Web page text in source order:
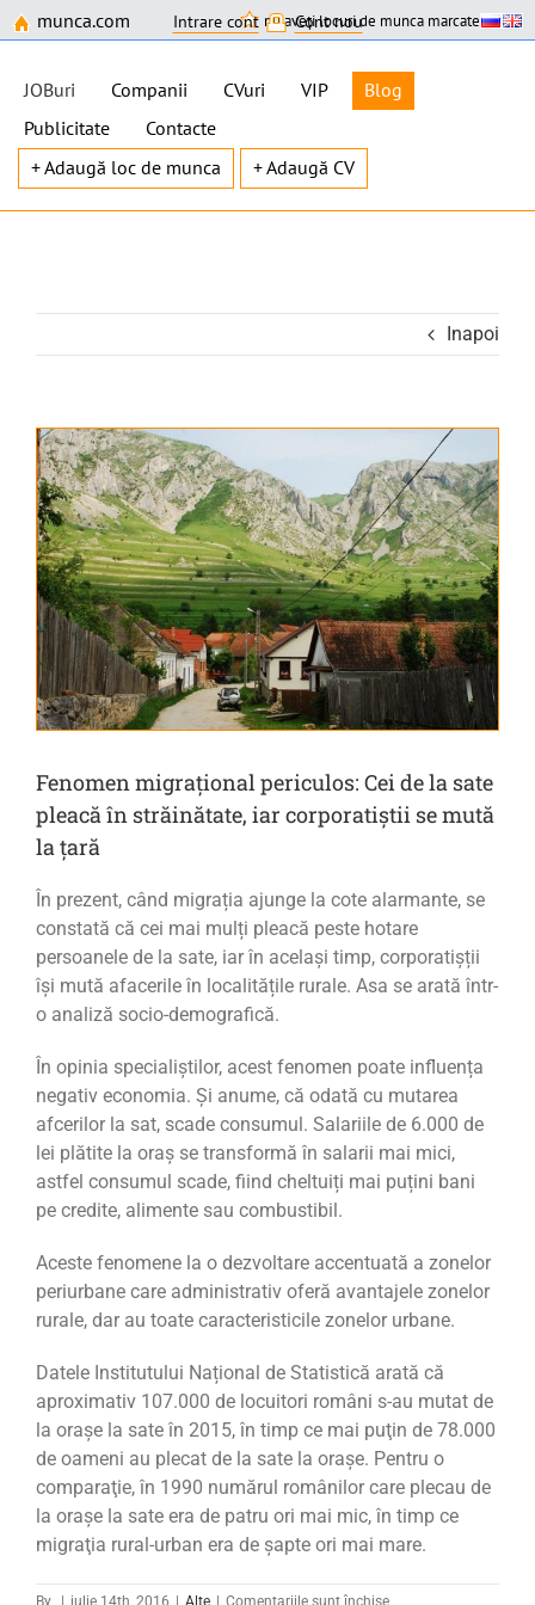
munca.com Intrare cont Cont nou
nu aveți locuri de munca marcate
JOBuri Companii CVuri VIP
Blog
Publicitate
Contacte
+ Adaugă loc de munca
+ Adaugă CV
content
Inapoi
View
Larger
Image
Fenomen migrațional periculos: Cei de la sate
pleacă în străinătate, iar corporatiștii se mută
la țară
În prezent, când migrația ajunge la cote alarmante, se
constată că cei mai mulți pleacă peste hotare
persoanele de la sate, iar în același timp, corporatișții
își mută afacerile în localitățile rurale. Asa se arată într-
o analiză socio-demografică.
În opinia specialiștilor, acest fenomen poate influența
negativ economia. Și anume, că odată cu mutarea
afcerilor la sat, scade consumul. Salariile de 6.000 de
lei plătite la oraș se transformă în salarii mai mici,
astfel consumul scade, fiind cheltuiți mai puțini bani
pe credite, alimente sau combustibil.
Aceste fenomene la o dezvoltare accentuată a zonelor
periurbane care administrativ oferă avantajele zonelor
rurale, dar au toate caracteristicile zonelor urbane.
Datele Institutului Național de Statistică arată că
aproximativ 107.000 de locuitori români s-au mutat de
la oraşe la sate în 2015, în timp ce mai puţin de 78.000
de oameni au plecat de la sate la oraşe. Pentru o
comparaţie, în 1990 numărul românilor care plecau de
la oraşe la sate era de patru ori mai mic, în timp ce
migraţia rural-urban era de şapte ori mai mare.
pentru